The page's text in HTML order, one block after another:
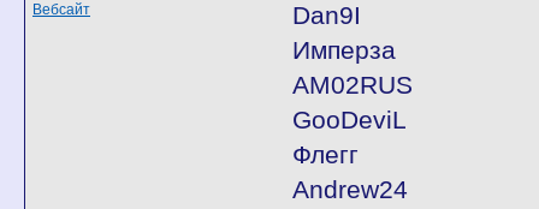
Вебсайт
Dan9I
Имперза
AM02RUS
GooDeviL
Флегг
Andrew24